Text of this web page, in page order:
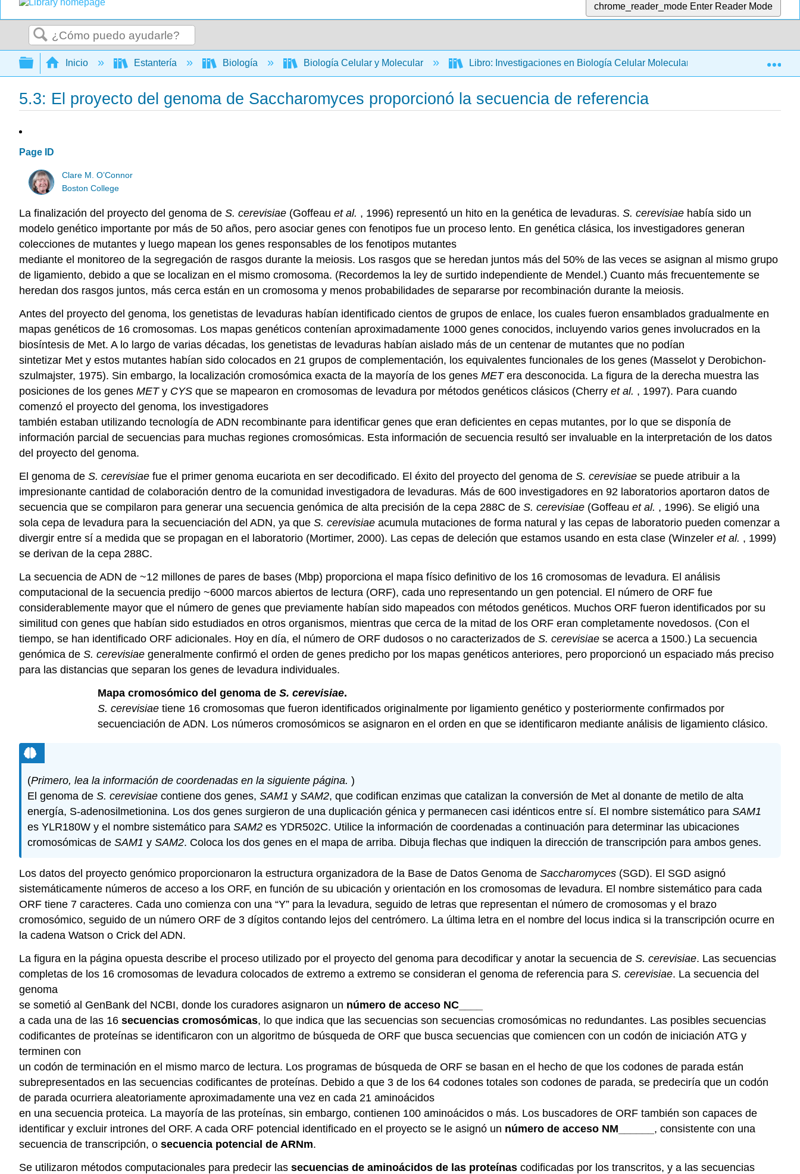
chrome_reader_mode Enter Reader Mode
Buscar
Expandir/contraer jerarquía global
Inicio Estantería Biología Biología Celular y Molecular Libro: Investigaciones en Biología Celular Molecular (O'Connor)
5.3: El proyecto del genoma de Saccharomyces proporcionó la secuencia de referencia
Page ID
Clare M. O’Connor
Boston College
La finalización del proyecto del genoma de S. cerevisiae (Goffeau et al. , 1996) representó un hito en la genética de levaduras. S. cerevisiae había sido un
modelo genético importante por más de 50 años, pero asociar genes con fenotipos fue un proceso lento. En genética clásica, los investigadores generan
colecciones de mutantes y luego mapean los genes responsables de los fenotipos mutantes
mediante el monitoreo de la segregación de rasgos durante la meiosis. Los rasgos que se heredan juntos más del 50% de las veces se asignan al mismo grupo
de ligamiento, debido a que se localizan en el mismo cromosoma. (Recordemos la ley de surtido independiente de Mendel.) Cuanto más frecuentemente se
heredan dos rasgos juntos, más cerca están en un cromosoma y menos probabilidades de separarse por recombinación durante la meiosis.
Antes del proyecto del genoma, los genetistas de levaduras habían identificado cientos de grupos de enlace, los cuales fueron ensamblados gradualmente en
mapas genéticos de 16 cromosomas. Los mapas genéticos contenían aproximadamente 1000 genes conocidos, incluyendo varios genes involucrados en la
biosíntesis de Met. A lo largo de varias décadas, los genetistas de levaduras habían aislado más de un centenar de mutantes que no podían
sintetizar Met y estos mutantes habían sido colocados en 21 grupos de complementación, los equivalentes funcionales de los genes (Masselot y Derobichon-
szulmajster, 1975). Sin embargo, la localización cromosómica exacta de la mayoría de los genes METera desconocida. La figura de la derecha muestra las
posiciones de los genes METy CYS que se mapearon en cromosomas de levadura por métodos genéticos clásicos (Cherry et al. , 1997). Para cuando
comenzó el proyecto del genoma, los investigadores
también estaban utilizando tecnología de ADN recombinante para identificar genes que eran deficientes en cepas mutantes, por lo que se disponía de
información parcial de secuencias para muchas regiones cromosómicas. Esta información de secuencia resultó ser invaluable en la interpretación de los datos
del proyecto del genoma.
El genoma de S. cerevisiae fue el primer genoma eucariota en ser decodificado. El éxito del proyecto del genoma de S. cerevisiae se puede atribuir a la
impresionante cantidad de colaboración dentro de la comunidad investigadora de levaduras. Más de 600 investigadores en 92 laboratorios aportaron datos de
secuencia que se compilaron para generar una secuencia genómica de alta precisión de la cepa 288C de S. cerevisiae (Goffeau et al. , 1996). Se eligió una
sola cepa de levadura para la secuenciación del ADN, ya que S. cerevisiae acumula mutaciones de forma natural y las cepas de laboratorio pueden comenzar a
divergir entre sí a medida que se propagan en el laboratorio (Mortimer, 2000). Las cepas de deleción que estamos usando en esta clase (Winzeler et al. , 1999)
se derivan de la cepa 288C.
La secuencia de ADN de ~12 millones de pares de bases (Mbp) proporciona el mapa físico definitivo de los 16 cromosomas de levadura. El análisis
computacional de la secuencia predijo ~6000 marcos abiertos de lectura (ORF), cada uno representando un gen potencial. El número de ORF fue
considerablemente mayor que el número de genes que previamente habían sido mapeados con métodos genéticos. Muchos ORF fueron identificados por su
similitud con genes que habían sido estudiados en otros organismos, mientras que cerca de la mitad de los ORF eran completamente novedosos. (Con el
tiempo, se han identificado ORF adicionales. Hoy en día, el número de ORF dudosos o no caracterizados de S. cerevisiae se acerca a 1500.) La secuencia
genómica de S. cerevisiae generalmente confirmó el orden de genes predicho por los mapas genéticos anteriores, pero proporcionó un espaciado más preciso
para las distancias que separan los genes de levadura individuales.
Mapa cromosómico del genoma de S. cerevisiae.
S. cerevisiae tiene 16 cromosomas que fueron identificados originalmente por ligamiento genético y posteriormente confirmados por
secuenciación de ADN. Los números cromosómicos se asignaron en el orden en que se identificaron mediante análisis de ligamiento clásico.
(Primero, lea la información de coordenadas en la siguiente página. )
El genoma de S. cerevisiae contiene dos genes, SAM1 y SAM2, que codifican enzimas que catalizan la conversión de Met al donante de metilo de alta
energía, S-adenosilmetionina. Los dos genes surgieron de una duplicación génica y permanecen casi idénticos entre sí. El nombre sistemático para SAM1
es YLR180W y el nombre sistemático para SAM2 es YDR502C. Utilice la información de coordenadas a continuación para determinar las ubicaciones
cromosómicas de SAM1 y SAM2. Coloca los dos genes en el mapa de arriba. Dibuja flechas que indiquen la dirección de transcripción para ambos genes.
Los datos del proyecto genómico proporcionaron la estructura organizadora de la Base de Datos Genoma de Saccharomyces (SGD). El SGD asignó
sistemáticamente números de acceso a los ORF, en función de su ubicación y orientación en los cromosomas de levadura. El nombre sistemático para cada
ORF tiene 7 caracteres. Cada uno comienza con una “Y” para la levadura, seguido de letras que representan el número de cromosomas y el brazo
cromosómico, seguido de un número ORF de 3 dígitos contando lejos del centrómero. La última letra en el nombre del locus indica si la transcripción ocurre en
la cadena Watson o Crick del ADN.
La figura en la página opuesta describe el proceso utilizado por el proyecto del genoma para decodificar y anotar la secuencia de S. cerevisiae. Las secuencias
completas de los 16 cromosomas de levadura colocados de extremo a extremo se consideran el genoma de referencia para S. cerevisiae. La secuencia del
genoma
se sometió al GenBank del NCBI, donde los curadores asignaron un número de acceso NC____
a cada una de las 16 secuencias cromosómicas, lo que indica que las secuencias son secuencias cromosómicas no redundantes. Las posibles secuencias
codificantes de proteínas se identificaron con un algoritmo de búsqueda de ORF que busca secuencias que comiencen con un codón de iniciación ATG y
terminen con
un codón de terminación en el mismo marco de lectura. Los programas de búsqueda de ORF se basan en el hecho de que los codones de parada están
subrepresentados en las secuencias codificantes de proteínas. Debido a que 3 de los 64 codones totales son codones de parada, se predeciría que un codón
de parada ocurriera aleatoriamente aproximadamente una vez en cada 21 aminoácidos
en una secuencia proteica. La mayoría de las proteínas, sin embargo, contienen 100 aminoácidos o más. Los buscadores de ORF también son capaces de
identificar y excluir intrones del ORF. A cada ORF potencial identificado en el proyecto se le asignó un número de acceso NM______ , consistente con una
secuencia de transcripción, o secuencia potencial de ARNm.
Se utilizaron métodos computacionales para predecir las secuencias de aminoácidos de las proteínas codificadas por los transcritos, y a las secuencias